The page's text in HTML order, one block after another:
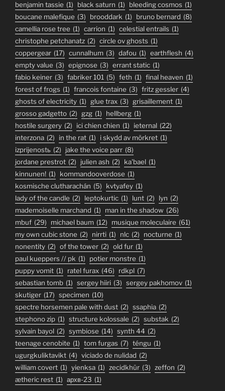
benjamin tassie (1) black saturn (1) bleeding cosmos (1)
boucane malefique (3) brooddark (1) bruno bernard (8)
camellia rose tree (1) carrion (1) celestial entrails (1)
christophe petchanatz (2) circle ov ghosts (1)
coppergear (17) cunnalhum (3) dafou (1) earthflesh (4)
empty value (3) epignose (3) errant static (1)
fabio keiner (3) fabriker 101 (5) feth (1) final heaven (1)
forest of frogs (1) francois fontaine (3) fritz gessler (4)
ghosts of electricity (1) glue trax (3) grisaillement (1)
grosso gadgetto (2) gzg (1) hellberg (1)
hostile surgery (2) ici chien chien (1) ieternal (22)
interzona (2) in the rat (1) i skydd av mörkret (1)
izprijenostь (2) jake the voice parr (8)
jordane prestrot (2) julien ash (2) ka'bael (1)
kinnunen! (1) kommandooverdose (1)
kosmische clutharachán (5) kvtyafey (1)
lady of the candle (2) leptokurtic (1) lunt (2) lyn (2)
mademoiselle marchand (1) man in the shadow (26)
mbuf (29) michael baum (12) musique moleculaire (61)
my own cubic stone (2) nirrti (1) nlc (2) nocturne (1)
nonentity (2) of the tower (2) old fur (1)
paul kueppers // pk (1) potier monstre (1)
puppy vomit (1) ratel furax (46) rdkpl (7)
sebastian tomb (1) sergey hiiri (3) sergey pakhomov (1)
skutiger (17) specimen (10)
spectre horsemen pale with dust (2) ssaphia (2)
stephono zip (1) structure kolossale (2) substak (2)
sylvain bayol (2) symbiose (14) synth 44 (2)
teenage cenobite (1) tom furgas (7) téngu (1)
ugurgkuliktavikt (4) viciado de nulidad (2)
william covert (1) yienksa (1) zecidkhür (3) zeffon (2)
ætheric rest (1) архв-23 (1)